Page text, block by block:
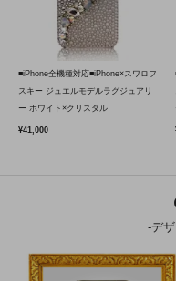
■iPhone全機種対応■iPhone×スワロフ
スキー ジュエルモデルラグジュアリ
ー ホワイト×クリスタル
¥41,000
-デ